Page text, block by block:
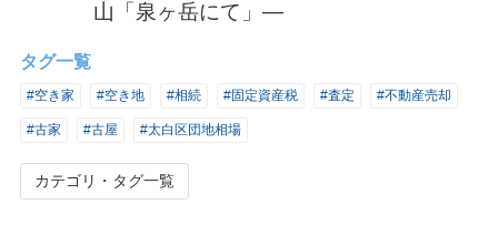
山「泉ヶ岳にて」―
タグ一覧
#空き家 #空き地 #相続 #固定資産税 #査定 #不動産売却
#古家 #古屋 #太白区団地相場
カテゴリ・タグ一覧